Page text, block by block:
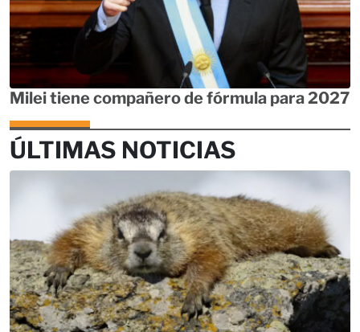
Milei tiene compañero de fórmula para 2027
ÚLTIMAS NOTICIAS